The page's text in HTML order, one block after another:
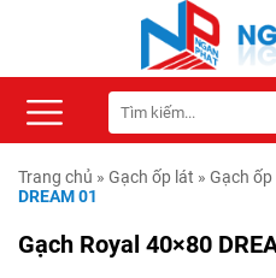
Trang chủ » Gạch ốp lát » Gạch ốp
DREAM 01
Gạch Royal 40×80